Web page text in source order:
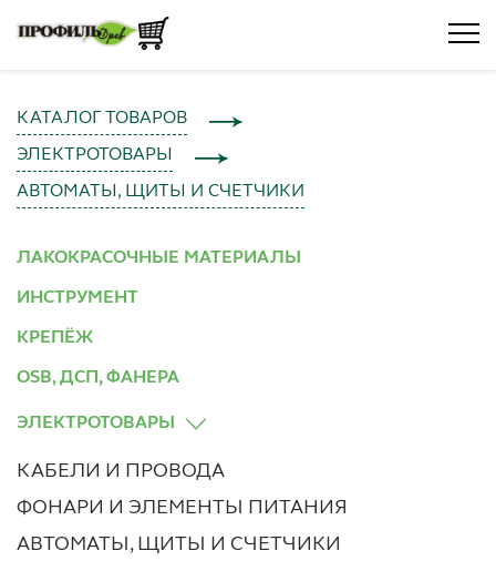
КАТАЛОГ ТОВАРОВ
ЭЛЕКТРОТОВАРЫ
АВТОМАТЫ, ЩИТЫ И СЧЕТЧИКИ
ЛАКОКРАСОЧНЫЕ МАТЕРИАЛЫ
ИНСТРУМЕНТ
КРЕПЁЖ
OSB, ДСП, ФАНЕРА
ЭЛЕКТРОТОВАРЫ
КАБЕЛИ И ПРОВОДА
ФОНАРИ И ЭЛЕМЕНТЫ ПИТАНИЯ
АВТОМАТЫ, ЩИТЫ И СЧЕТЧИКИ